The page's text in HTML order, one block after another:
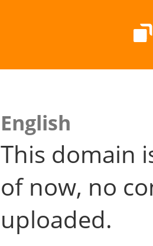
English
This domain
of now, no
uploaded.